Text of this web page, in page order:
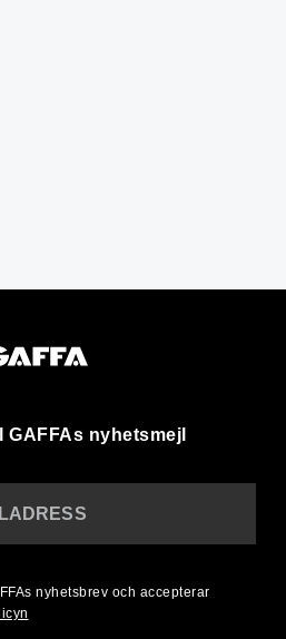
nyhetsmejl
nyhetsbrev och accepterar